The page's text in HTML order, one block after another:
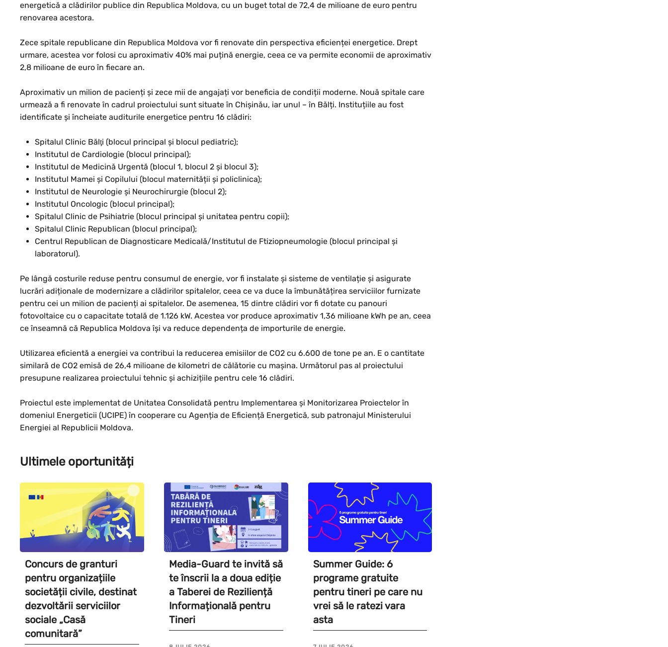
energetică a clădirilor publice din Republica Moldova, cu un buget total de 72,4 de milioane de euro pentru
renovarea acestora.
Zece spitale republicane din Republica Moldova vor fi renovate din perspectiva eficienței energetice. Drept
urmare, acestea vor folosi cu aproximativ 40% mai puțină energie, ceea ce va permite economii de aproximativ
2,8 milioane de euro în fiecare an.
Aproximativ un milion de pacienți și zece mii de angajați vor beneficia de condiții moderne. Nouă spitale care
urmează a fi renovate în cadrul proiectului sunt situate în Chișinău, iar unul – în Bălți. Instituțiile au fost
identificate și încheiate auditurile energetice pentru 16 clădiri:
Spitalul Clinic Bălţi (blocul principal şi blocul pediatric);
Institutul de Cardiologie (blocul principal);
Institutul de Medicină Urgentă (blocul 1, blocul 2 și blocul 3);
Institutul Mamei și Copilului (blocul maternității și policlinica);
Institutul de Neurologie și Neurochirurgie (blocul 2);
Institutul Oncologic (blocul principal);
Spitalul Clinic de Psihiatrie (blocul principal și unitatea pentru copii);
Spitalul Clinic Republican (blocul principal);
Centrul Republican de Diagnosticare Medicală/Institutul de Ftiziopneumologie (blocul principal și
laboratorul).
Pe lângă costurile reduse pentru consumul de energie, vor fi instalate și sisteme de ventilație și asigurate
lucrări adiționale de modernizare a clădirilor spitalelor, ceea ce va duce la îmbunătățirea serviciilor furnizate
pentru cei un milion de pacienți ai spitalelor. De asemenea, 15 dintre clădiri vor fi dotate cu panouri
fotovoltaice cu o capacitate totală de 1.126 kW. Acestea vor produce aproximativ 1,36 milioane kWh pe an, ceea
ce înseamnă că Republica Moldova își va reduce dependența de importurile de energie.
Utilizarea eficientă a energiei va contribui la reducerea emisiilor de CO2 cu 6.600 de tone pe an. E o cantitate
similară de CO2 emisă de 26,4 milioane de kilometri de călătorie cu mașina. Următorul pas al proiectului
presupune realizarea proiectului tehnic și achizițiile pentru cele 16 clădiri.
Proiectul este implementat de Unitatea Consolidată pentru Implementarea și Monitorizarea Proiectelor în
domeniul Energeticii (UCIPE) în cooperare cu Agenția de Eficiență Energetică, sub patronajul Ministerului
Energiei al Republicii Moldova.
Ultimele oportunități
Concurs de granturi
pentru organizațiile
societății civile, destinat
dezvoltării serviciilor
sociale „Casă
comunitară”
Media-Guard te invită să
te înscrii la a doua ediție
a Taberei de Reziliență
Informațională pentru
Tineri
Summer Guide: 6
programe gratuite
pentru tineri pe care nu
vrei să le ratezi vara
asta